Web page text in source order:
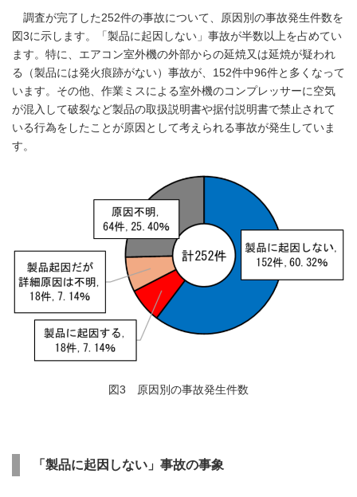
調査が完了した252件の事故について、原因別の事故発生件数を
図3に示します。「製品に起因しない」事故が半数以上を占めてい
ます。特に、エアコン室外機の外部からの延焼又は延焼が疑われ
る（製品には発火痕跡がない）事故が、152件中96件と多くなって
います。その他、作業ミスによる室外機のコンプレッサーに空気
が混入して破裂など製品の取扱説明書や据付説明書で禁止されて
いる行為をしたことが原因として考えられる事故が発生していま
す。
図3 原因別の事故発生件数
「製品に起因しない」事故の事象